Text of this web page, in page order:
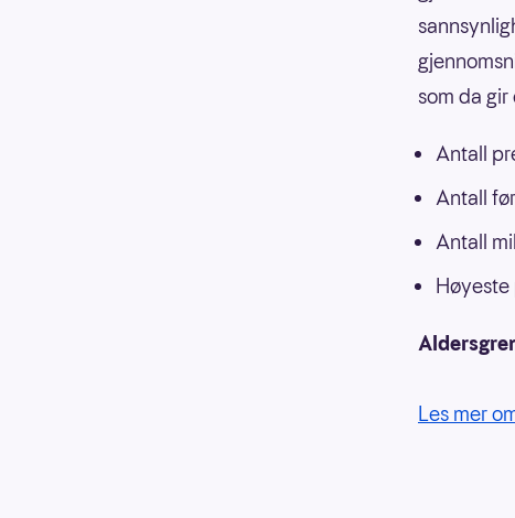
som da
Antall
Antall
Antall
Les mer